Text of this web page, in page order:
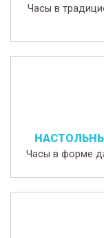
Часы в
Часы в форме